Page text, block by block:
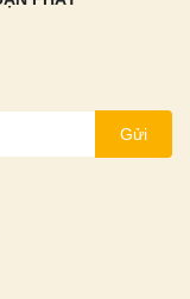
Gửi